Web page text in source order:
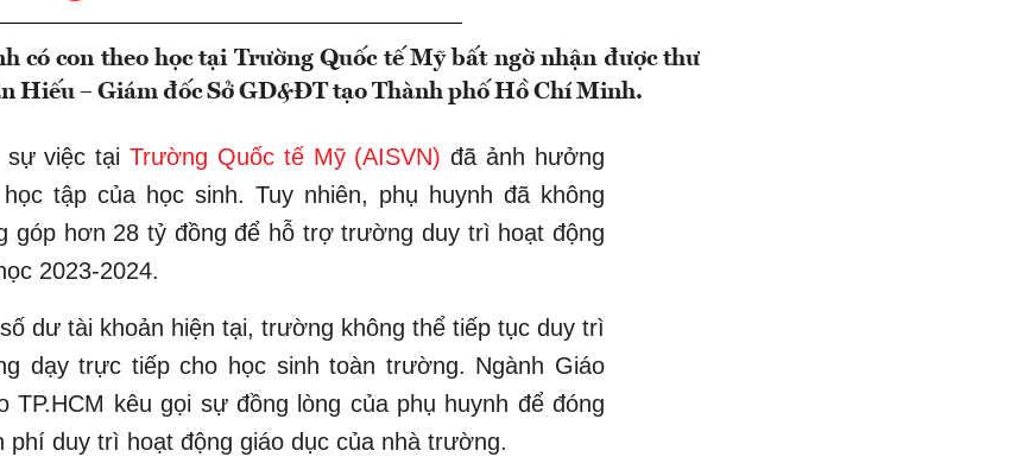
có con theo học tại Trường Quốc tế Mỹ bất ngờ nhận được thư
Hiếu – Giám đốc Sở GD&ĐT tạo Thành phố Hồ Chí Minh.
sự việc tạiTrường Quốc tế Mỹ (AISVN) đã ảnh hưởng
tập của học sinh. Tuy nhiên, phụ huynh đã không
góp hơn 28 tỷ đồng để hỗ trợ trường duy trì hoạt động
2023-2024.
dư tài khoản hiện tại, trường không thể tiếp tục duy trì
dạy trực tiếp cho học sinh toàn trường. Ngành Giáo
TP.HCM kêu gọi sự đồng lòng của phụ huynh để đóng
phí duy trì hoạt động giáo dục của nhà trường.